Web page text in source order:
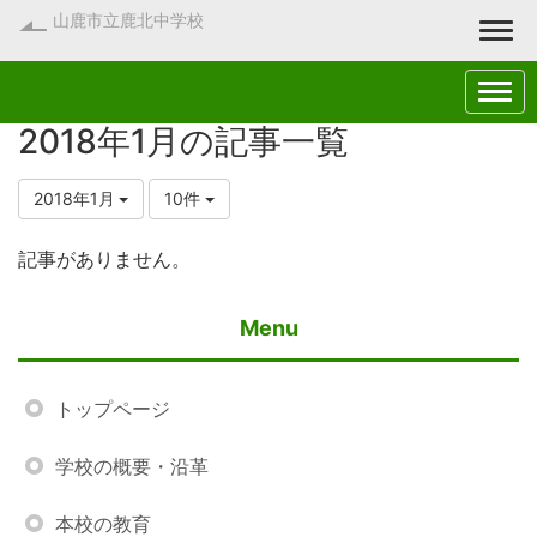
山鹿市立鹿北中学校
2018年1月の記事一覧
2018年1月 10件
記事がありません。
Menu
トップページ
学校の概要・沿革
本校の教育